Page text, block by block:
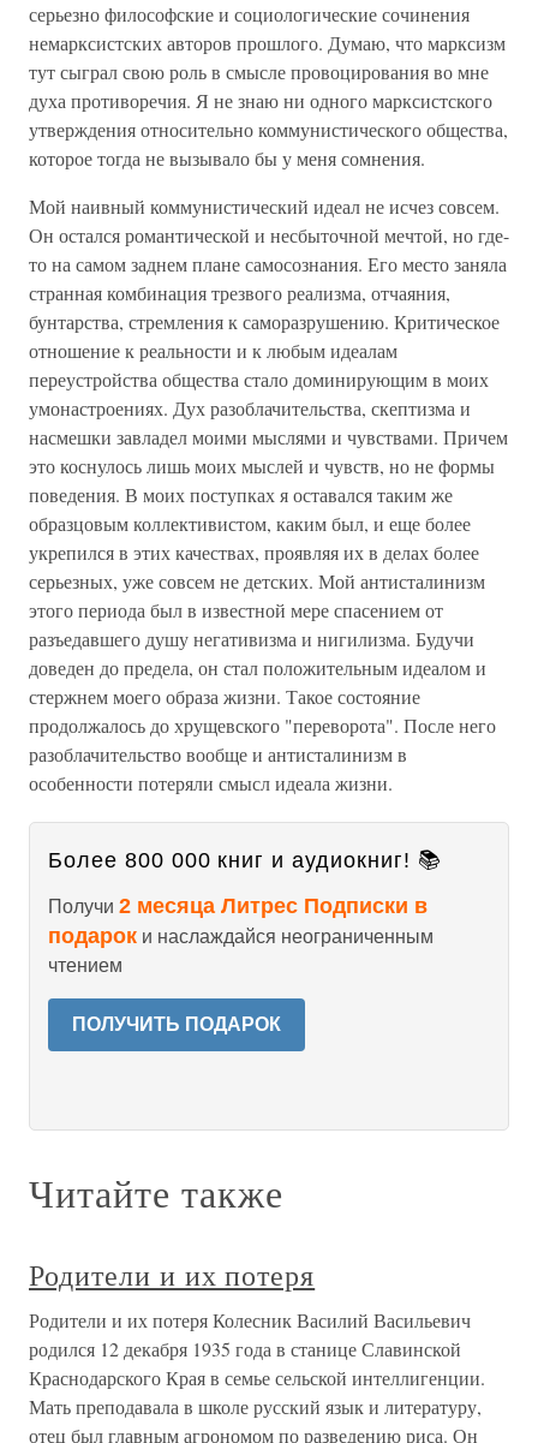
серьезно философские и социологические сочинения
немарксистских авторов прошлого. Думаю, что марксизм
тут сыграл свою роль в смысле провоцирования во мне
духа противоречия. Я не знаю ни одного марксистского
утверждения относительно коммунистического общества,
которое тогда не вызывало бы у меня сомнения.
Мой наивный коммунистический идеал не исчез совсем.
Он остался романтической и несбыточной мечтой, но где-
то на самом заднем плане самосознания. Его место заняла
странная комбинация трезвого реализма, отчаяния,
бунтарства, стремления к саморазрушению. Критическое
отношение к реальности и к любым идеалам
переустройства общества стало доминирующим в моих
умонастроениях. Дух разоблачительства, скептизма и
насмешки завладел моими мыслями и чувствами. Причем
это коснулось лишь моих мыслей и чувств, но не формы
поведения. В моих поступках я оставался таким же
образцовым коллективистом, каким был, и еще более
укрепился в этих качествах, проявляя их в делах более
серьезных, уже совсем не детских. Мой антисталинизм
этого периода был в известной мере спасением от
разъедавшего душу негативизма и нигилизма. Будучи
доведен до предела, он стал положительным идеалом и
стержнем моего образа жизни. Такое состояние
продолжалось до хрущевского "переворота". После него
разоблачительство вообще и антисталинизм в
особенности потеряли смысл идеала жизни.
Более 800 000 книг и аудиокниг! 📚
Получи 2 месяца Литрес Подписки в
подарок и наслаждайся неограниченным
чтением
ПОЛУЧИТЬ ПОДАРОК
Читайте также
Родители и их потеря
Родители и их потеря Колесник Василий Васильевич
родился 12 декабря 1935 года в станице Славинской
Краснодарского Края в семье сельской интеллигенции.
Мать преподавала в школе русский язык и литературу,
отец был главным агрономом по разведению риса. Он